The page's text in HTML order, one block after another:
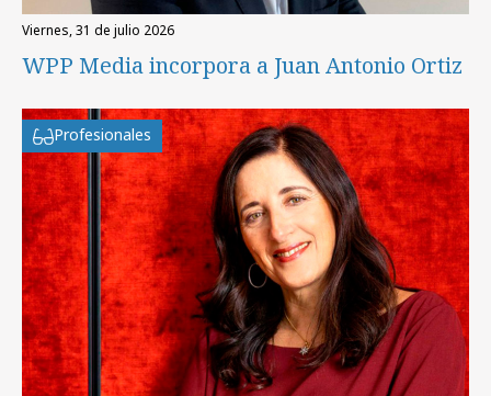
viernes, 31 de julio 2026
WPP Media incorpora a Juan Antonio Ortiz
Profesionales